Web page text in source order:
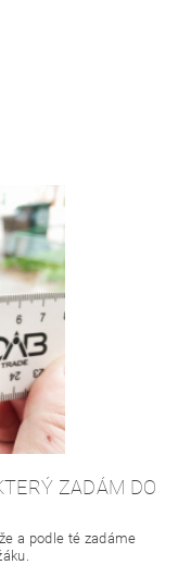
ZADÁM DO
a podle té zadáme